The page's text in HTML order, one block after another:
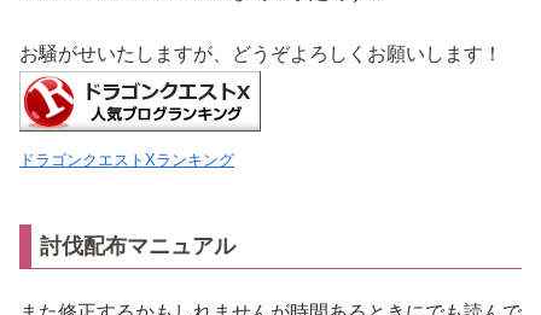
お騒がせいたしますが、どうぞよろしくお願いします！
ドラゴンクエストXランキング
討伐配布マニュアル